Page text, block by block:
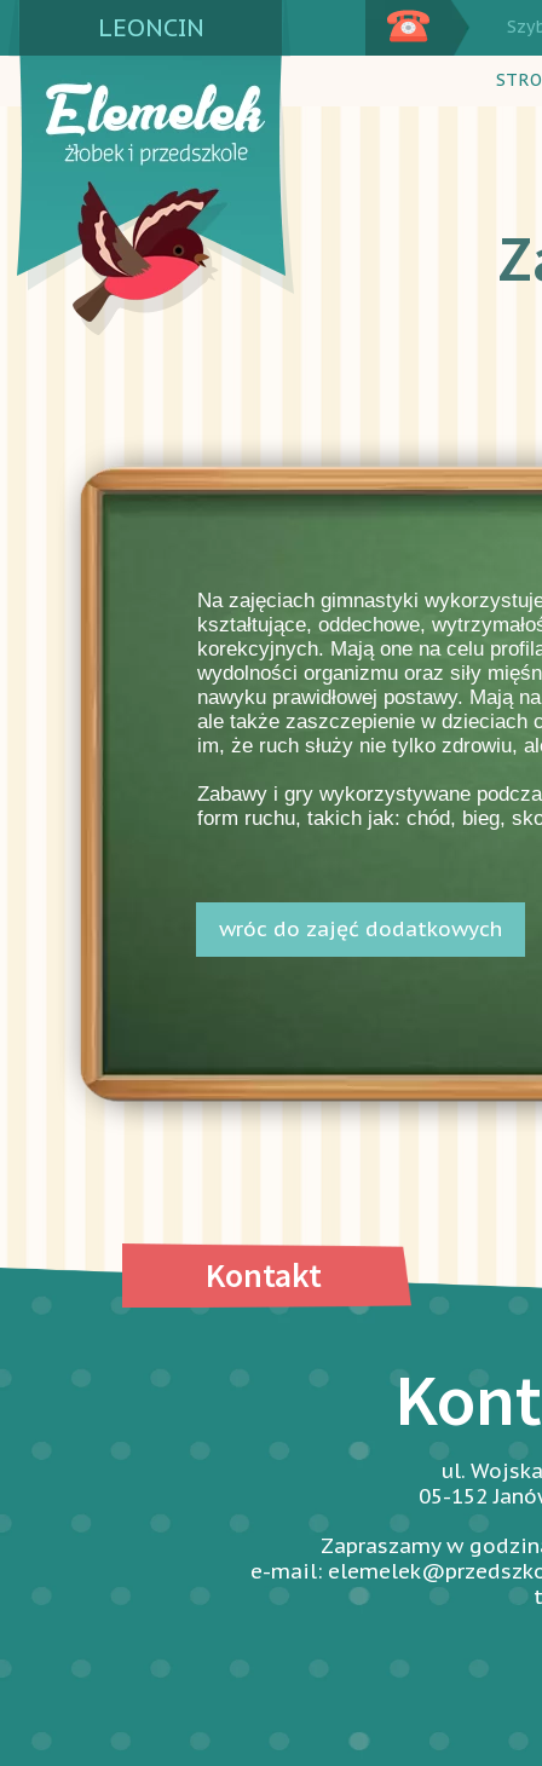
Kontakt
ul.
05-152
Zapraszamy w
e-mail:
LEONCIN
wróc do zajęć dodatkowych
Na zajęciach gimnastyki
kształtujące, oddechowe,
korekcyjnych. Mają one na celu
wydolności organizmu oraz siły
nawyku prawidłowej postawy. Mają
ale także zaszczepienie w dzieciach
im, że ruch służy nie tylko zdrowiu,
Zabawy i gry wykorzystywane
form ruchu, takich jak: chód, bieg,